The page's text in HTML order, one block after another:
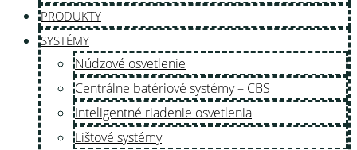
PRODUKTY
SYSTÉMY
Núdzové osvetlenie
Centrálne batériové systémy – CBS
Inteligentné riadenie osvetlenia
Lištové systémy